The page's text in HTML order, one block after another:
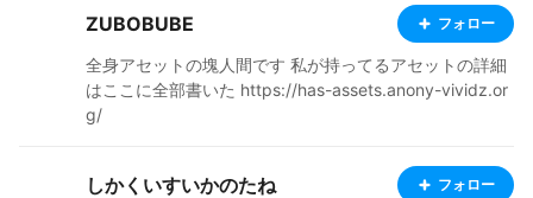
ZUBOBUBE フォロー
全身アセットの塊人間です 私が持ってるアセットの詳細
はここに全部書いた https://has-assets.anony-vividz.or
g/
しかくいすいかのたね フォロー